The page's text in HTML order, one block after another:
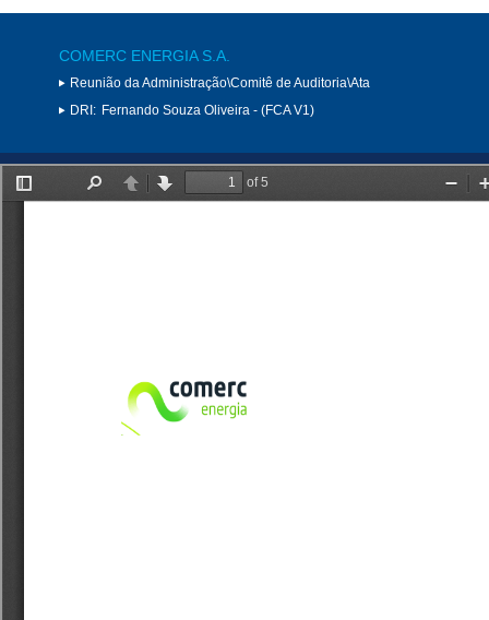
COMERC ENERGIA S.A.
Reunião da Administração\Comitê de Auditoria\Ata
DRI: Fernando Souza Oliveira - (FCA V1)